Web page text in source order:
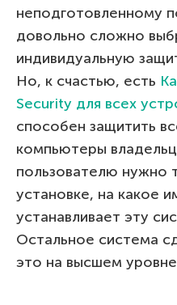
неподготовленному
довольно сложно
индивидуальную
Но, к счастью, есть
Security для всех
способен защитить
компьютеры
пользователю нужно
установке, на какое
устанавливает эту
Остальное система
это на высшем